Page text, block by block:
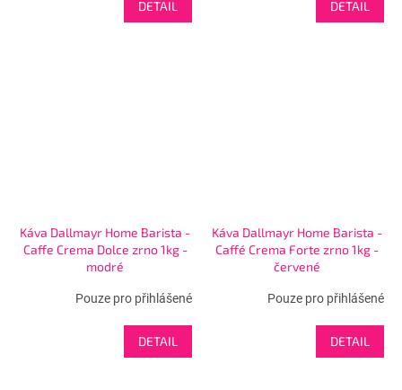
DETAIL DETAIL
Káva Dallmayr Home Barista -
Caffe Crema Dolce zrno 1kg -
modré
Pouze pro přihlášené
DETAIL
Káva Dallmayr Home Barista -
Caffé Crema Forte zrno 1kg -
červené
Pouze pro přihlášené
DETAIL